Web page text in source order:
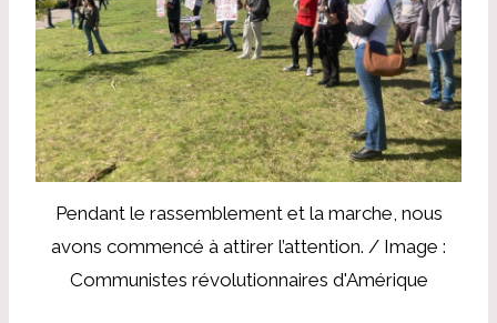
Pendant le rassemblement et la marche, nous
avons commencé à attirer l’attention. / Image :
Communistes révolutionnaires d'Amérique